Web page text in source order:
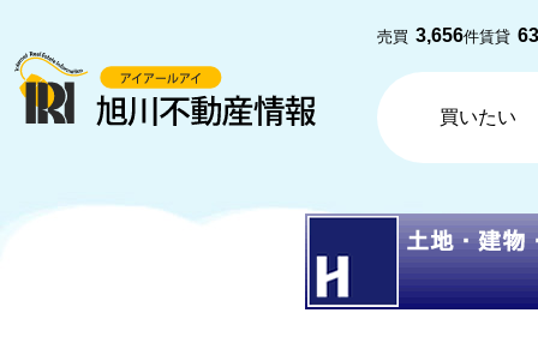
売買 3,656件賃貸
買いたい